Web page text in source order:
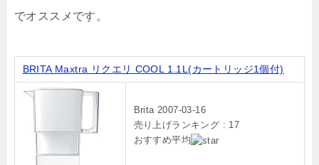
でオススメです。
BRITA Maxtra リクエリ COOL 1.1L(カートリッジ1個付)
Brita 2007-03-16
売り上げランキング : 17
おすすめ平均